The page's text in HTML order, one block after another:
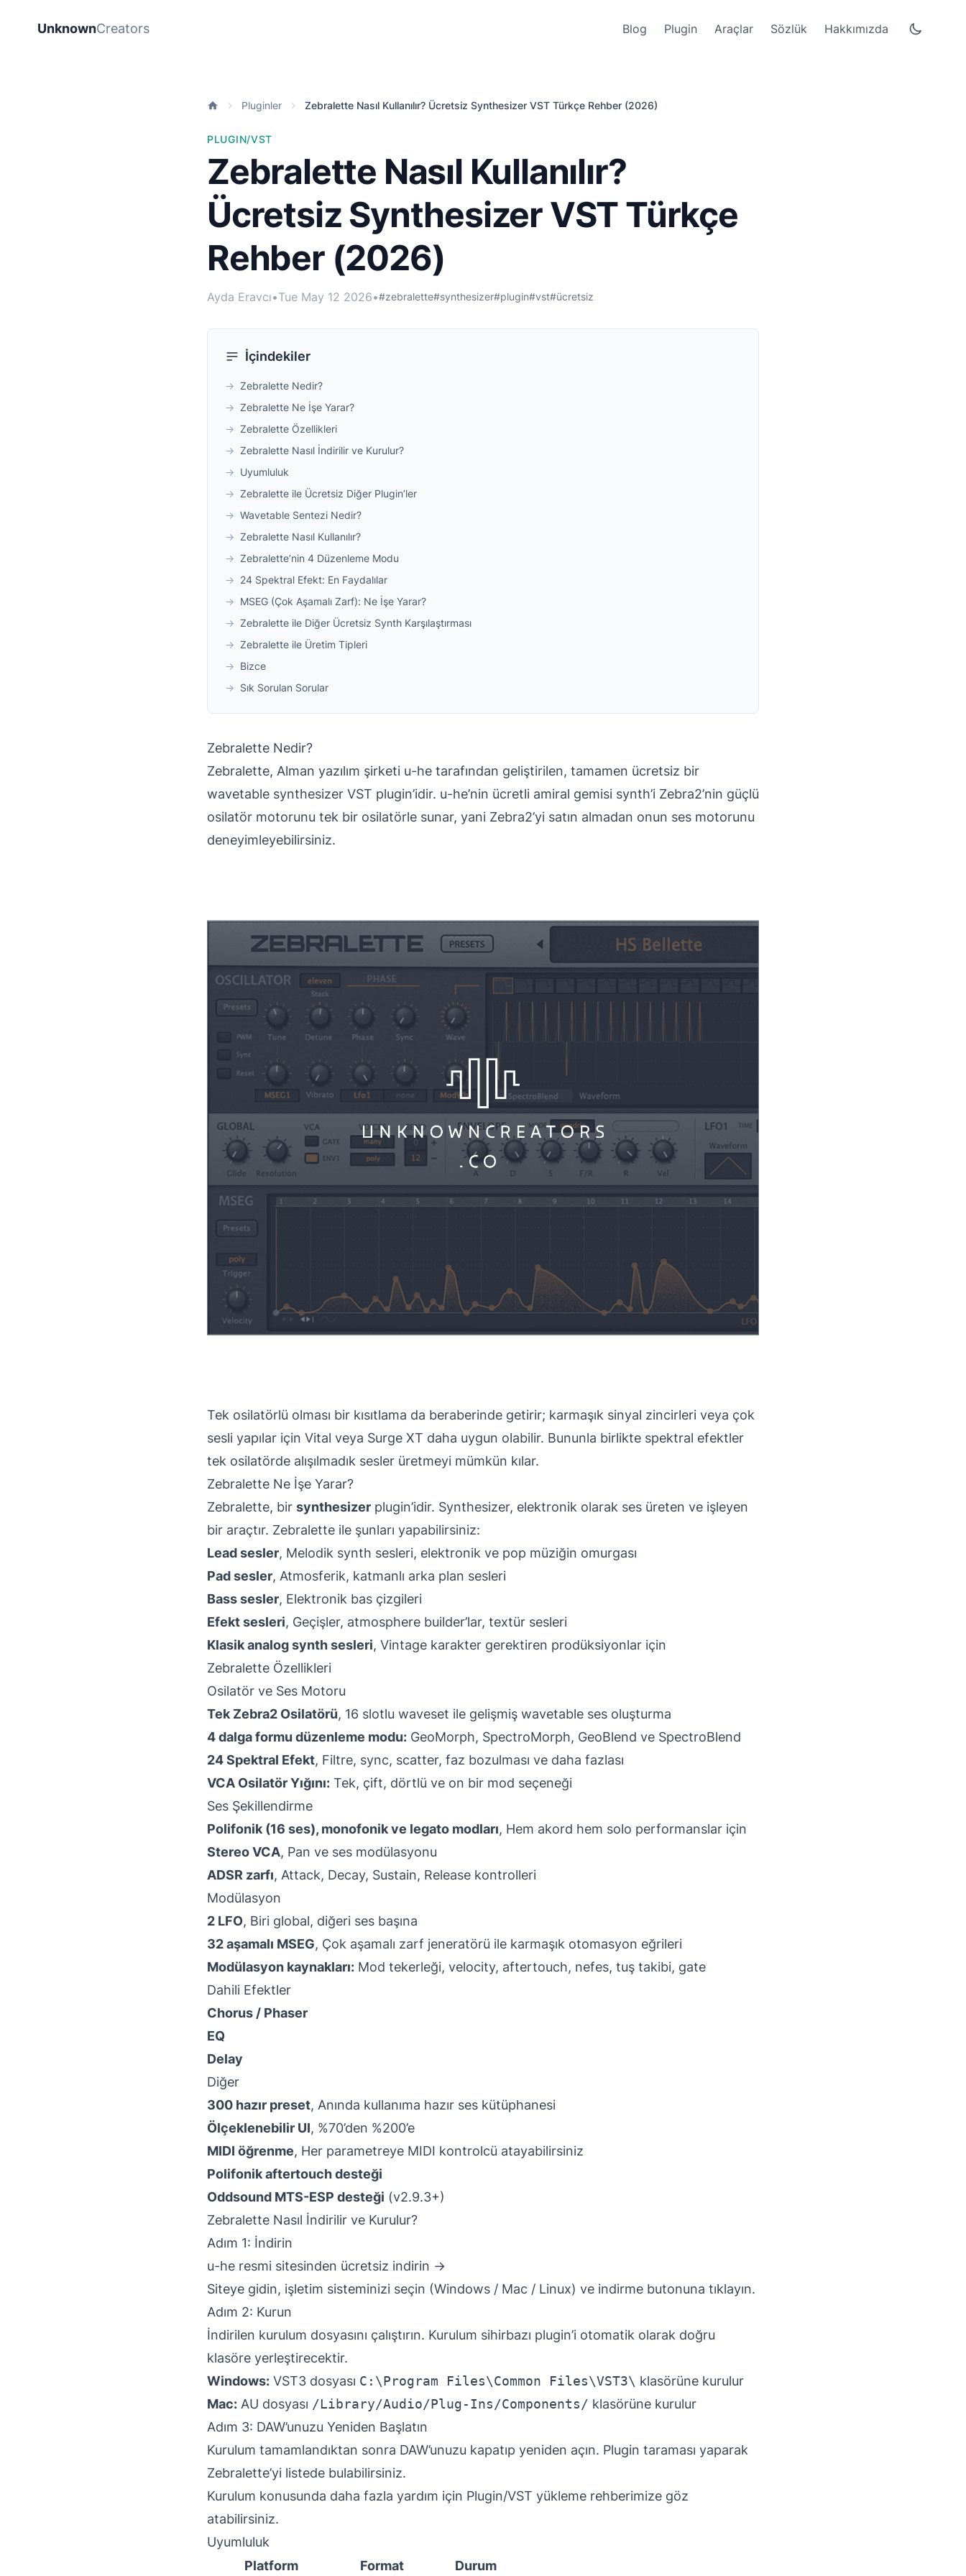
UnknownCreators Blog Plugin Araçlar Sözlük Hakkımızda
Pluginler Zebralette Nasıl Kullanılır? Ücretsiz Synthesizer VST Türkçe Rehber (2026)
PLUGIN/VST
Zebralette Nasıl Kullanılır?
Ücretsiz Synthesizer VST Türkçe
Rehber (2026)
Ayda Eravcı•Tue May 12 2026•#zebralette#synthesizer#plugin#vst#ücretsiz
İçindekiler
→ Zebralette Nedir?
→ Zebralette Ne İşe Yarar?
→ Zebralette Özellikleri
→ Zebralette Nasıl İndirilir ve Kurulur?
→ Uyumluluk
→ Zebralette ile Ücretsiz Diğer Plugin’ler
→ Wavetable Sentezi Nedir?
→ Zebralette Nasıl Kullanılır?
→ Zebralette’nin 4 Düzenleme Modu
→ 24 Spektral Efekt: En Faydalılar
→ MSEG (Çok Aşamalı Zarf): Ne İşe Yarar?
→ Zebralette ile Diğer Ücretsiz Synth Karşılaştırması
→ Zebralette ile Üretim Tipleri
→ Bizce
→ Sık Sorulan Sorular
Zebralette Nedir?
Zebralette, Alman yazılım şirketi u-he tarafından geliştirilen, tamamen ücretsiz bir
wavetable synthesizer VST plugin’idir. u-he’nin ücretli amiral gemisi synth’i Zebra2’nin güçlü
osilatör motorunu tek bir osilatörle sunar, yani Zebra2’yi satın almadan onun ses motorunu
deneyimleyebilirsiniz.
Tek osilatörlü olması bir kısıtlama da beraberinde getirir; karmaşık sinyal zincirleri veya çok
sesli yapılar için Vital veya Surge XT daha uygun olabilir. Bununla birlikte spektral efektler
tek osilatörde alışılmadık sesler üretmeyi mümkün kılar.
Zebralette Ne İşe Yarar?
Zebralette, bir synthesizer plugin’idir. Synthesizer, elektronik olarak ses üreten ve işleyen
bir araçtır. Zebralette ile şunları yapabilirsiniz:
Lead sesler, Melodik synth sesleri, elektronik ve pop müziğin omurgası
Pad sesler, Atmosferik, katmanlı arka plan sesleri
Bass sesler, Elektronik bas çizgileri
Efekt sesleri, Geçişler, atmosphere builder’lar, textür sesleri
Klasik analog synth sesleri, Vintage karakter gerektiren prodüksiyonlar için
Zebralette Özellikleri
Osilatör ve Ses Motoru
Tek Zebra2 Osilatörü, 16 slotlu waveset ile gelişmiş wavetable ses oluşturma
4 dalga formu düzenleme modu: GeoMorph, SpectroMorph, GeoBlend ve SpectroBlend
24 Spektral Efekt, Filtre, sync, scatter, faz bozulması ve daha fazlası
VCA Osilatör Yığını: Tek, çift, dörtlü ve on bir mod seçeneği
Ses Şekillendirme
Polifonik (16 ses), monofonik ve legato modları, Hem akord hem solo performanslar için
Stereo VCA, Pan ve ses modülasyonu
ADSR zarfı, Attack, Decay, Sustain, Release kontrolleri
Modülasyon
2 LFO, Biri global, diğeri ses başına
32 aşamalı MSEG, Çok aşamalı zarf jeneratörü ile karmaşık otomasyon eğrileri
Modülasyon kaynakları: Mod tekerleği, velocity, aftertouch, nefes, tuş takibi, gate
Dahili Efektler
Chorus / Phaser
EQ
Delay
Diğer
300 hazır preset, Anında kullanıma hazır ses kütüphanesi
Ölçeklenebilir UI, %70’den %200’e
MIDI öğrenme, Her parametreye MIDI kontrolcü atayabilirsiniz
Polifonik aftertouch desteği
Oddsound MTS-ESP desteği (v2.9.3+)
Zebralette Nasıl İndirilir ve Kurulur?
Adım 1: İndirin
u-he resmi sitesinden ücretsiz indirin →
Siteye gidin, işletim sisteminizi seçin (Windows / Mac / Linux) ve indirme butonuna tıklayın.
Adım 2: Kurun
İndirilen kurulum dosyasını çalıştırın. Kurulum sihirbazı plugin’i otomatik olarak doğru
klasöre yerleştirecektir.
Windows: VST3 dosyası C:\Program Files\Common Files\VST3\ klasörüne kurulur
Mac: AU dosyası /Library/Audio/Plug-Ins/Components/ klasörüne kurulur
Adım 3: DAW’unuzu Yeniden Başlatın
Kurulum tamamlandıktan sonra DAW’unuzu kapatıp yeniden açın. Plugin taraması yaparak
Zebralette’yi listede bulabilirsiniz.
Kurulum konusunda daha fazla yardım için Plugin/VST yükleme rehberimize göz
atabilirsiniz.
Uyumluluk
Platform
Format Durum